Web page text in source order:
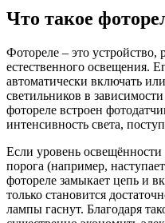
Что такое
Фотореле – это устройство,
естественного освещения.
автоматически включать
светильников в
фотореле встроен
интенсивность света,
Если уровень
порога (например,
фотореле замыкает цепь и
только становится
лампы гаснут. Благодаря